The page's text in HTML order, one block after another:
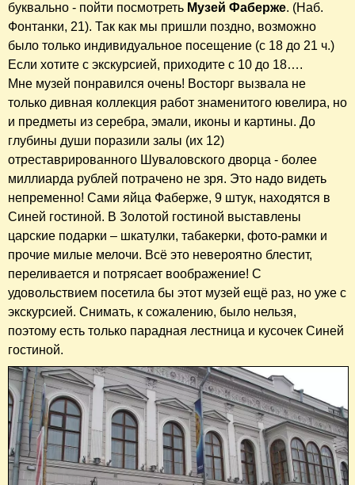
буквально - пойти посмотреть Музей Фаберже. (Наб.
Фонтанки, 21). Так как мы пришли поздно, возможно
было только индивидуальное посещение (с 18 до 21 ч.)
Если хотите с экскурсией, приходите с 10 до 18….
Мне музей понравился очень! Восторг вызвала не
только дивная коллекция работ знаменитого ювелира, но
и предметы из серебра, эмали, иконы и картины. До
глубины души поразили залы (их 12)
отреставрированного Шуваловского дворца - более
миллиарда рублей потрачено не зря. Это надо видеть
непременно! Сами яйца Фаберже, 9 штук, находятся в
Синей гостиной. В Золотой гостиной выставлены
царские подарки – шкатулки, табакерки, фото-рамки и
прочие милые мелочи. Всё это невероятно блестит,
переливается и потрясает воображение! С
удовольствием посетила бы этот музей ещё раз, но уже с
экскурсией. Снимать, к сожалению, было нельзя,
поэтому есть только парадная лестница и кусочек Синей
гостиной.